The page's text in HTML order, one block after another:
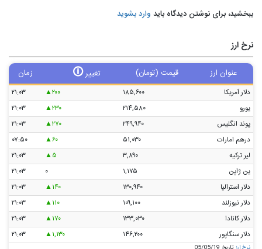
ببخشید، برای نوشتن دیدگاه باید وارد بشوید
نرخ ارز
عنوان ارز قیمت (تومان) تغییر🛈 زمان
دلار آمریکا ۱۸۵,۶۰۰ ۲۰۰
۲۱:۰۳
یورو
۲۱۴,۵۸۰ ۲۳۰
۲۱:۰۳
پوند انگلیس
۲۴۹,۹۴۰ ۲۷۰
۲۱:۰۳
درهم امارات
۵۱,۰۳۰ ۶۰
۰۷:۵۰
لیر ترکیه
۳,۸۹۰ ۵
۲۱:۰۳
ین ژاپن
۱,۱۷۵ ۰
۲۱:۰۳
دلار استرالیا
۱۳۰,۹۴۰ ۱۴۰
۲۱:۰۳
دلار نیوزلند
۱۰۹,۱۰۰ ۱۱۰
۲۱:۰۳
دلار کانادا
۱۳۳,۰۳۰ ۱۷۰
۲۱:۰۳
دلار سنگاپور
۱۴۶,۲۰۰ ۱,۱۳۰ ۲۱:۰۳